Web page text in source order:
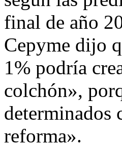
final de año
Cepyme dijo
1% podría
colchón»,
determinados
reforma».